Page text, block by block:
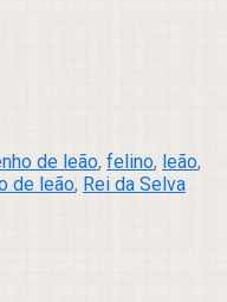
de leão, felino, leão,
de leão, Rei da Selva